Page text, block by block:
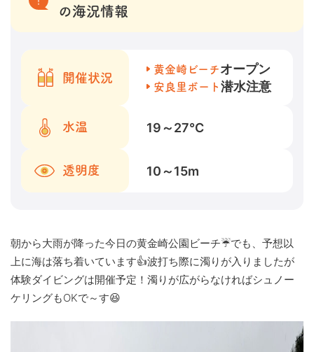
の海況情報
開催状況
黄金崎ビーチオープン
安良里ボート 潜水注意
水温 19～27℃
透明度 10～15m
朝から大雨が降った今日の黄金崎公園ビーチ☔でも、予想以
上に海は落ち着いています👍波打ち際に濁りが入りましたが
体験ダイビングは開催予定！濁りが広がらなければシュノー
ケリングもOKで～す😆